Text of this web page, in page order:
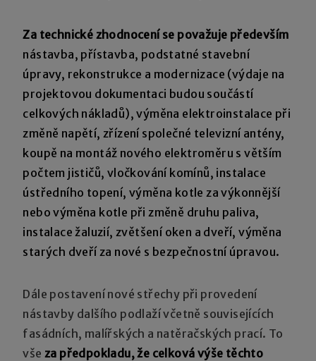
Za technické zhodnocení se považuje především
nástavba, přístavba, podstatné stavební
úpravy, rekonstrukce a modernizace (výdaje na
projektovou dokumentaci budou součástí
celkových nákladů), výměna elektroinstalace při
změně napětí, zřízení společné televizní antény,
koupě na montáž nového elektroměru s větším
počtem jističů, vločkování komínů, instalace
ústředního topení, výměna kotle za výkonnější
nebo výměna kotle při změně druhu paliva,
instalace žaluzií, zvětšení oken a dveří, výměna
starých dveří za nové s bezpečnostní úpravou.
Dále postavení nové střechy při provedení
nástavby dalšího podlaží včetně souvisejících
fasádních, malířských a natěračských prací. To
všeza předpokladu, že celková výše těchto